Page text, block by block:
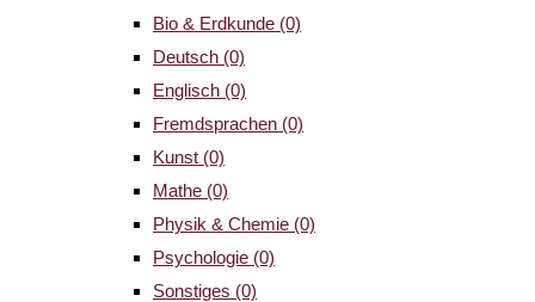
Bio & Erdkunde (0)
Deutsch (0)
Englisch (0)
Fremdsprachen (0)
Kunst (0)
Mathe (0)
Physik & Chemie (0)
Psychologie (0)
Sonstiges (0)